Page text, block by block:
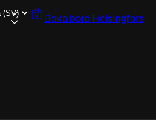
Boka bord Helsingfors